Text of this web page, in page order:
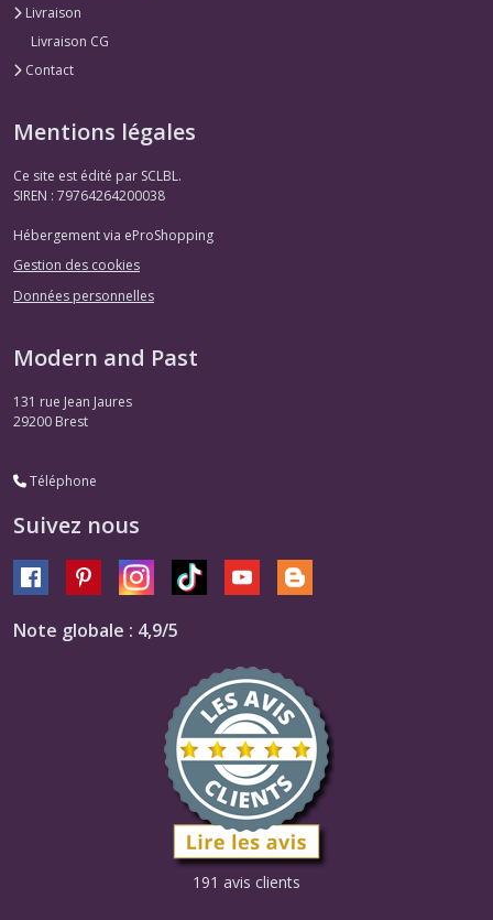
Livraison
Livraison CG
Contact
Mentions légales
Ce site est édité par SCLBL.
SIREN : 79764264200038
Hébergement via eProShopping
Gestion des cookies
Données personnelles
Modern and Past
131 rue Jean Jaures
29200 Brest
Téléphone
Suivez nous
Note globale : 4,9/5
191 avis clients